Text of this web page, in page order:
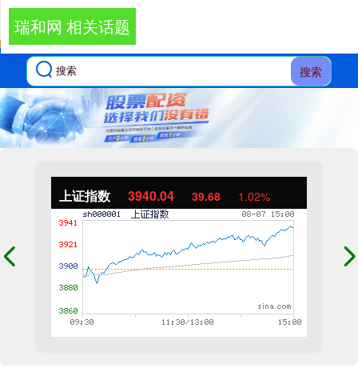
搜索
上证指数 3940.04 39.68 1.02%
瑞和网 相关话题